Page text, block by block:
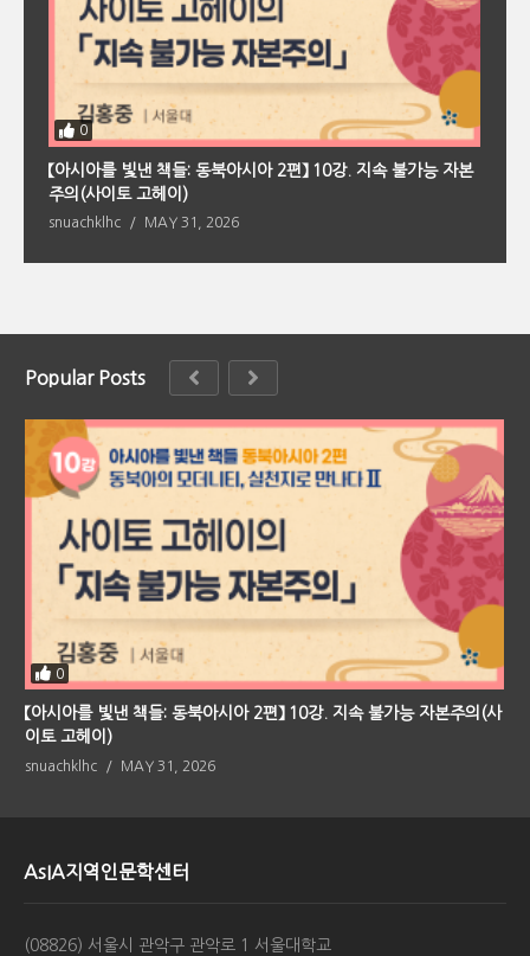
0
【아시아를 빛낸 책들: 동북아시아 2편】 10강. 지속 불가능 자본
주의(사이토 고헤이)
snuachklhc MAY 31, 2026
Popular Posts
0
【아시아를 빛낸 책들: 동북아시아 2편】 10강. 지속 불가능 자본주의(사
이토 고헤이)
snuachklhc MAY 31, 2026
AsIA지역인문학센터
(08826) 서울시 관악구 관악로 1 서울대학교